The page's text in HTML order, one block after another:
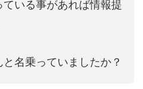
いる事があれば情報提
名乗っていましたか？